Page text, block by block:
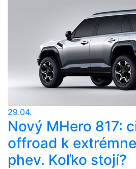
29.04.
Nový MHero 817:
offroad k
phev. Koľko stojí?